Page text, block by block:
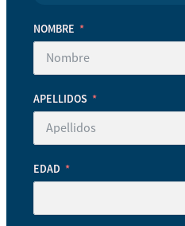
NOMBRE
APELLIDOS
EDAD